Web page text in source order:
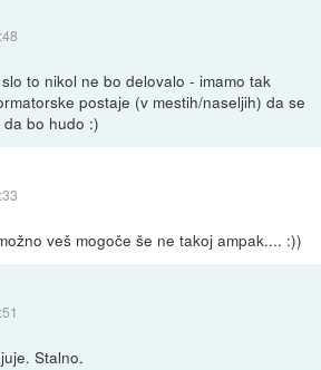
to nikol ne bo delovalo - imamo tak
postaje (v mestih/naseljih) da se
bo hudo :)
veš mogoče še ne takoj ampak.... :))
Stalno.